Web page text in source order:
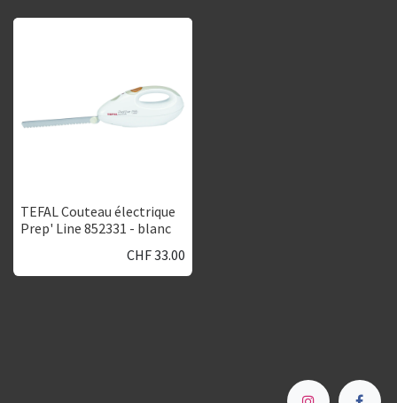
TEFAL Couteau électrique
Prep' Line 852331 - blanc
CHF33.00